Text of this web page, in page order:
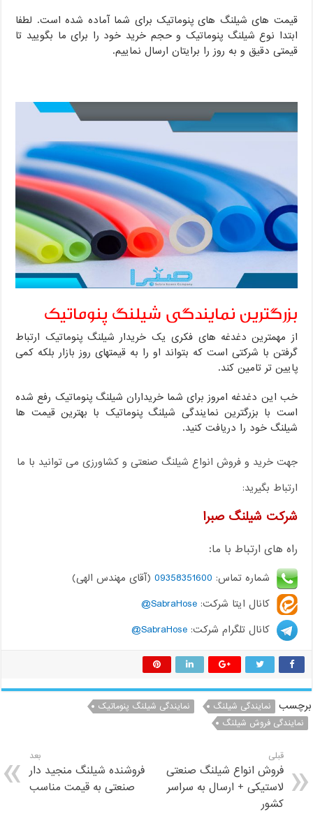
قیمت های شیلنگ های پنوماتیک برای شما آماده شده است. لطفا
ابتدا نوع شیلنگ پنوماتیک و حجم خرید خود را برای ما بگویید تا
قیمتی دقیق و به روز را برایتان ارسال نماییم.
بزرگترین نمایندگی شیلنگ پنوماتیک
از مهمترین دغدغه های فکری یک خریدار شیلنگ پنوماتیک ارتباط
گرفتن با شرکتی است که بتواند او را به قیمتهای روز بازار بلکه کمی
پایین تر تامین کند.
خب این دغدغه امروز برای شما خریداران شیلنگ پنوماتیک رفع شده
است با بزرگترین نمایندگی شیلنگ پنوماتیک با بهترین قیمت ها
شیلنگ خود را دریافت کنید.
جهت خرید و فروش انواع شیلنگ صنعتی و کشاورزی می توانید با ما
ارتباط بگیرید:
شرکت شیلنگ صبرا
راه های ارتباط با ما:
شماره تماس: 09358351600 (آقای مهندس الهی)
کانال ایتا شرکت:SabraHose@
کانال تلگرام شرکت:SabraHose@
برچسب نمایندگی شیلنگ
نمایندگی شیلنگ پنوماتیک
نمایندگی فروش شیلنگ
قبلی
فروش انواع شیلنگ صنعتی
لاستیکی + ارسال به سراسر
کشور
بعد
فروشنده شیلنگ منجید دار
صنعتی به قیمت مناسب